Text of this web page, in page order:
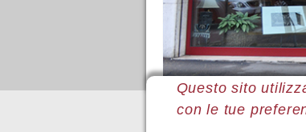
Questo sito
con le tue
Sei qui: Home Le